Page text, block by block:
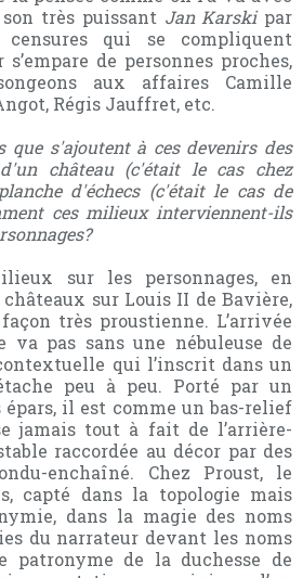
très puissant Jan Karskipar
censures qui se compliquent
de personnes proches,
aux affaires Camille
Régis Jauffret, etc.
s'ajoutent à ces devenirs des
château (c'était le cas chez
d'échecs (c'était le cas de
ces milieux interviennent-ils
sur les personnages, en
châteaux sur Louis II de Bavière,
très proustienne. L’arrivée
va pas sans une nébuleuse de
qui l’inscrit dans un
peu à peu. Porté par un
épars, il est comme un bas-relief
jamais tout à fait de l’arrière-
raccordée au décor par des
enchaîné. Chez Proust, le
capté dans la topologie mais
dans la magie des noms
du narrateur devant les noms
patronyme de la duchesse de